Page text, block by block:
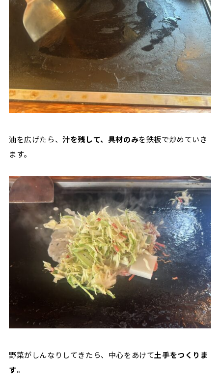
油を広げたら、汁を残して、具材のみを鉄板で炒めていき
ます。
野菜がしんなりしてきたら、中心をあけて土手をつくりま
す。